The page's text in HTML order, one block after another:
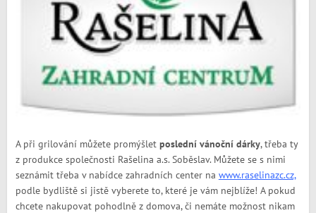
A při grilování můžete promýšletposlední vánoční dárky, třeba ty
z produkce společnosti Rašelina a.s. Soběslav. Můžete se s nimi
seznámit třeba v nabídce zahradních center na www.raselinazc.cz,
podle bydliště si jistě vyberete to, které je vám nejblíže! A pokud
chcete nakupovat pohodlně z domova, či nemáte možnost nikam